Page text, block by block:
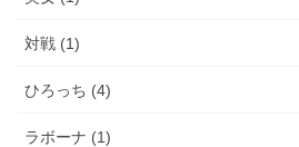
対戦 (1)
ひろっち (4)
ラボーナ (1)